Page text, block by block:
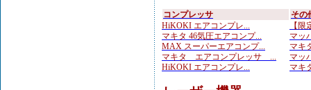
コンプレッサ
HiKOKI エアコンプレ...
マキタ 46気圧エアコンプ...
MAX スーパーエアコンプ...
マキタ エアコンプレッサ ...
HiKOKI エアコンプレ...
その
【
マッ
マキ
マッ
マキ